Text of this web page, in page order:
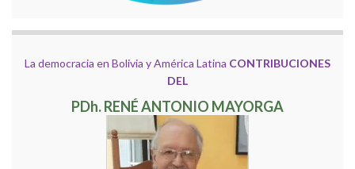
La democracia en Bolivia y América Latina CONTRIBUCIONES
DEL
PDh. RENÉ ANTONIO MAYORGA